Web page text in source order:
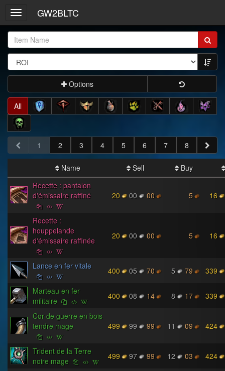
Toggle
navigation
GW2BLTC
Item
Name:
Options
All
1 2 3 4 5 6 7 8
Name Sell
Buy
Recette : pantalon
d'émissaire raffiné
20 00 00 5 16
Recette :
houppelande
d'émissaire raffinée
20 00 00 5 16
Lance en fer vitale 400 05 70 5 79
339
Marteau en fer
militaire
400 08 14 8 17
339
Cor de guerre en bois
tendre mage
499 99 99 11 09 424
Trident de la Terre
noire mage
499 97 99 12 03
424